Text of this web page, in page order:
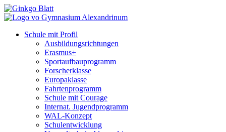
Schule mit Profil
Ausbildungsrichtungen
Erasmus+
Sportaufbauprogramm
Forscherklasse
Europaklasse
Fahrtenprogramm
Schule mit Courage
Internat. Jugendprogramm
WAL-Konzept
Schulentwicklung